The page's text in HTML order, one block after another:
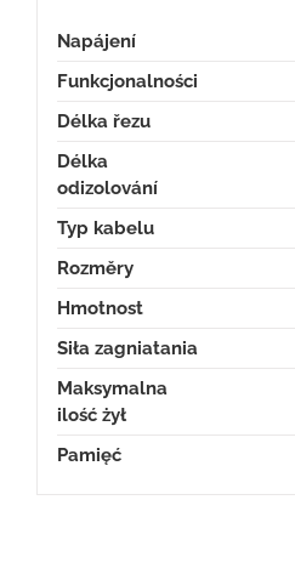
Napájení
Funkcjonalności
Délka řezu
Délka
odizolování
Typ kabelu
Rozměry
Hmotnost
Siła zagniatania
Maksymalna
ilość żył
Pamięć